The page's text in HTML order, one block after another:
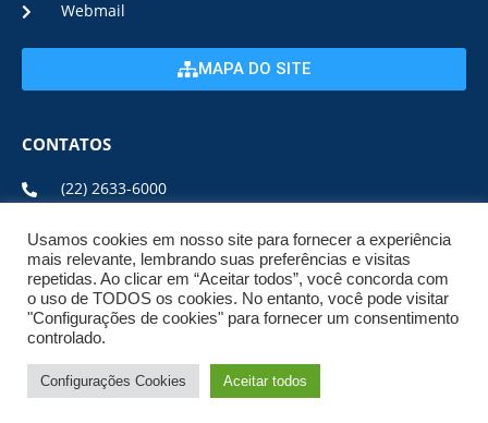
Webmail
MAPA DO SITE
CONTATOS
(22) 2633-6000
ENDEREÇO E HORÁRIO
ESTRADA DA USINA, Nº 600 CENTRO, CEP: 28950-000
DE SEGUNDA A SEXTA DE 08:00 ÀS 17:00
© 2026 NPI BRASIL. TODOS OS DIREITOS
Usamos cookies em nosso site para fornecer a experiência
mais relevante, lembrando suas preferências e visitas
repetidas. Ao clicar em “Aceitar todos”, você concorda com
o uso de TODOS os cookies. No entanto, você pode visitar
"Configurações de cookies" para fornecer um consentimento
controlado.
Configurações Cookies Aceitar todos